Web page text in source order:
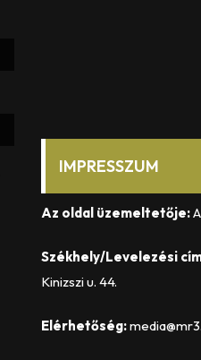
IMPRESSZUM
Az oldal üzemeltetője:
Székhely/Levelezési
Kinizszi u. 44.
Elérhetőség: